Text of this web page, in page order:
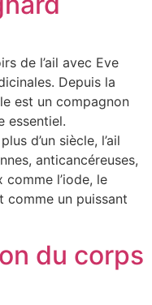
de l’ail avec Eve
Depuis la
est un compagnon
essentiel.
d’un siècle, l’ail
anticancéreuses,
comme l’iode, le
comme un puissant
du corps